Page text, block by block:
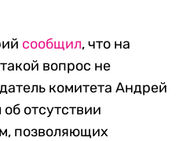
сообщил, что на
вопрос не
комитета Андрей
отсутствии
позволяющих